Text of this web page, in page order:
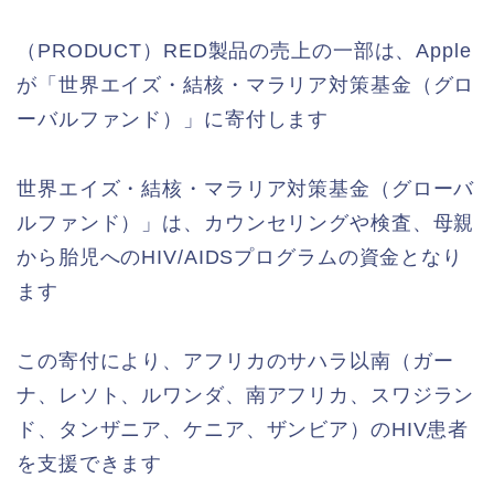
（PRODUCT）RED製品の売上の一部は、Apple
が「世界エイズ・結核・マラリア対策基金（グロ
ーバルファンド）」に寄付します
世界エイズ・結核・マラリア対策基金（グローバ
ルファンド）」は、カウンセリングや検査、母親
から胎児へのHIV/AIDSプログラムの資金となり
ます
この寄付により、アフリカのサハラ以南（ガー
ナ、レソト、ルワンダ、南アフリカ、スワジラン
ド、タンザニア、ケニア、ザンビア）のHIV患者
を支援できます